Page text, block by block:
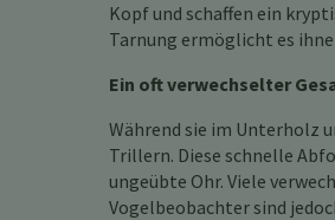
Kopf und schaffen ein
Tarnung ermöglicht es
Ein oft verwechselter
Während sie im Unterholz
Trillern. Diese schnelle
ungeübte Ohr. Viele
Vogelbeobachter sind